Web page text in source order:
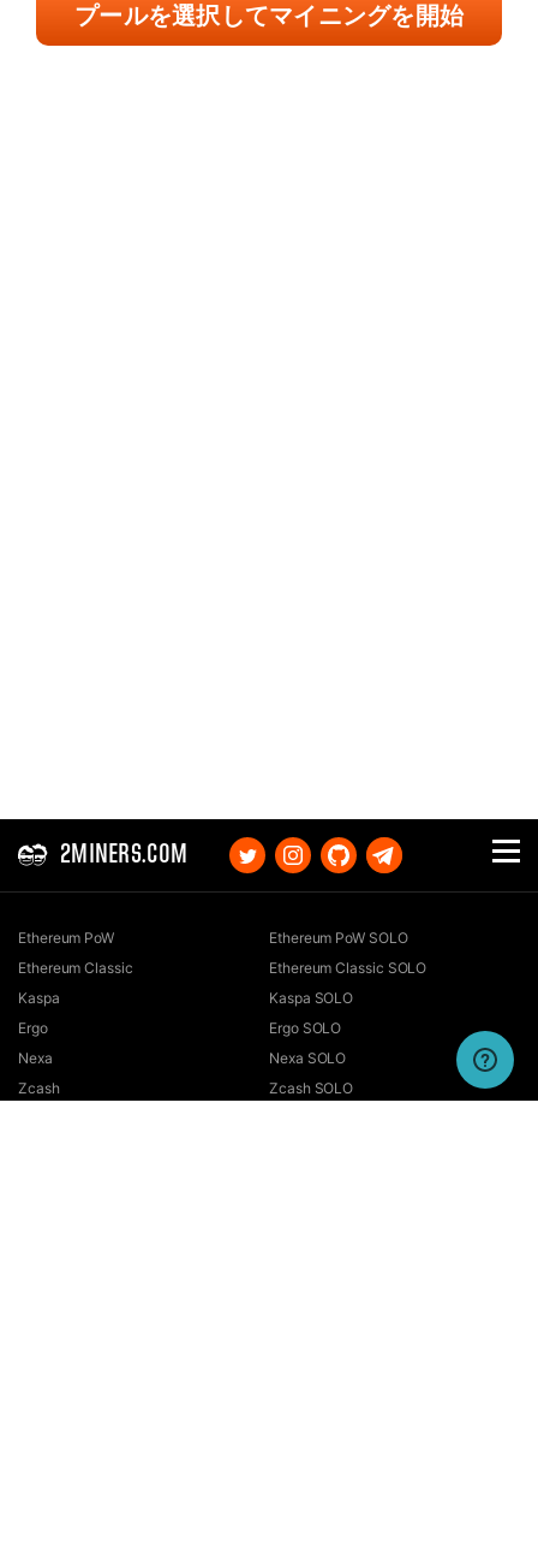
プールを選択してマイニングを開始
2MINERS.COM
Ethereum PoW
Ethereum Classic
Kaspa
Ergo
Nexa
Zcash
Ethereum PoW SOLO
Ethereum Classic SOLO
Kaspa SOLO
Ergo SOLO
Nexa SOLO
Zcash SOLO